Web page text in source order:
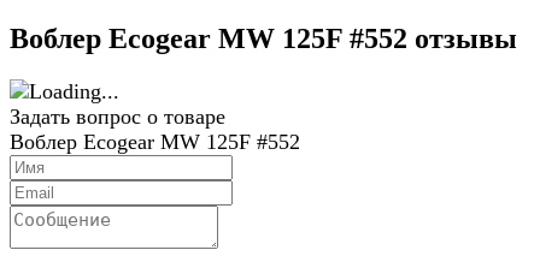
Воблер Ecogear MW 125F #552 отзывы
Задать вопрос о товаре
Воблер Ecogear MW 125F #552